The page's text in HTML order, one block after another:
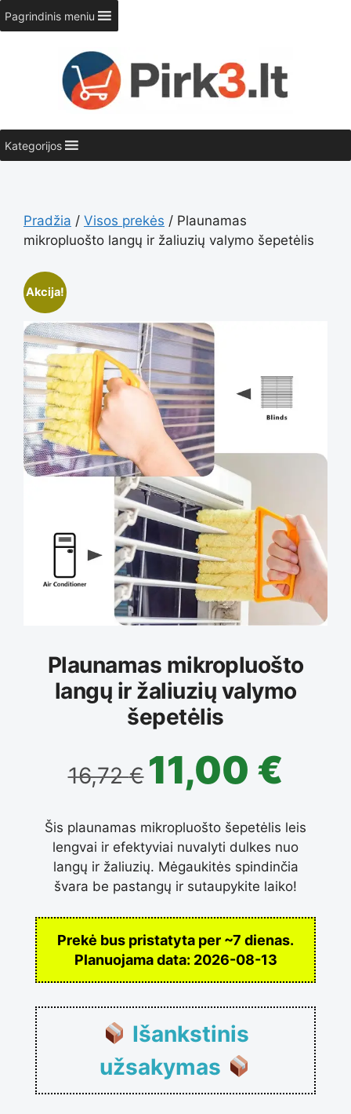
Pereiti
prie
turinio
Pagrindinis meniu
Kategorijos
Pradžia / Visos prekės / Plaunamas
mikropluošto langų ir žaliuzių valymo šepetėlis
Akcija!
Plaunamas mikropluošto
langų ir žaliuzių valymo
šepetėlis
16,72€ 11,00 €
Šis plaunamas mikropluošto šepetėlis leis
lengvai ir efektyviai nuvalyti dulkes nuo
langų ir žaliuzių. Mėgaukitės spindinčia
švara be pastangų ir sutaupykite laiko!
Prekė bus pristatyta per ~7 dienas.
Planuojama data: 2026-08-13
Išankstinis
užsakymas